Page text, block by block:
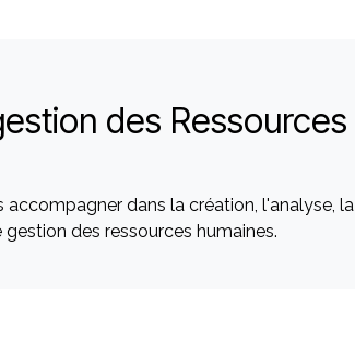
des Ressources
dans la création, l'analyse, la
des ressources humaines.